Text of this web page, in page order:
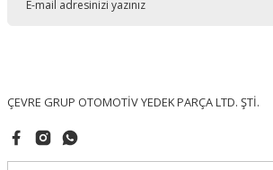
ÇEVRE GRUP OTOMOTİV YEDEK PARÇA LTD. ŞTİ.